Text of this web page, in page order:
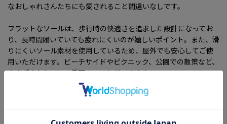
なおしゃれさんたちにも愛されること間違いなしです。
フラットなソールは、歩行時の快適さを追求した設計になってお
り、長時間履いていても疲れにくいのが嬉しいポイント。また、滑
りにくいソール素材を使用しているため、屋外でも安心してご使
用いただけます。ビーチサイドやピクニック、公園での散策など、
さまざまなシーンで活躍することができます。
サイズ展開も豊富で、35から43までの幅広いサイズをご用意。自